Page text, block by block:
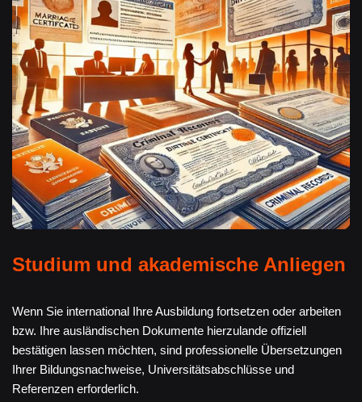
Studium und akademische Anliegen
Wenn Sie international Ihre Ausbildung fortsetzen oder arbeiten
bzw. Ihre ausländischen Dokumente hierzulande offiziell
bestätigen lassen möchten, sind professionelle Übersetzungen
Ihrer Bildungsnachweise, Universitätsabschlüsse und
Referenzen erforderlich.